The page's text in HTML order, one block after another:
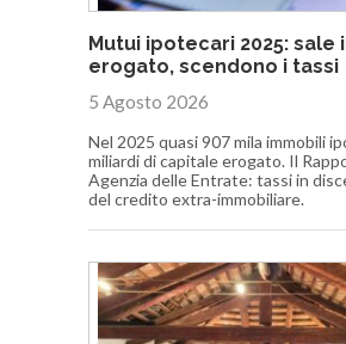
Mutui ipotecari 2025: sale
erogato, scendono i tassi
5 Agosto 2026
Nel 2025 quasi 907 mila immobili
miliardi di capitale erogato. Il
Agenzia delle Entrate: tassi in
del credito extra-immobiliare.